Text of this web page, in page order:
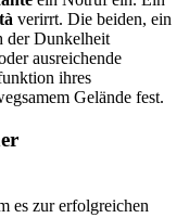
verirrt. Die beiden, ein
der Dunkelheit
ausreichende
ihres
Gelände fest.
es zur erfolgreichen